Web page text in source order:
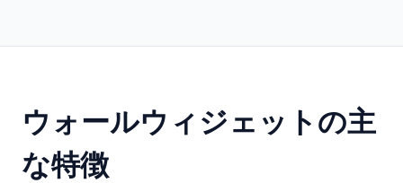
ウォールウィジェットの主
な特徴